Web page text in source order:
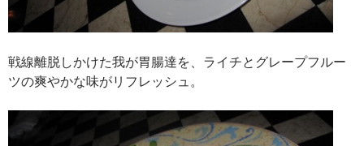
戦線離脱しかけた我が胃腸達を、ライチとグレープフルー
ツの爽やかな味がリフレッシュ。